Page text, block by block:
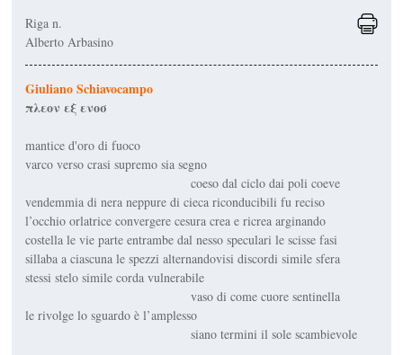
Riga n.
Alberto Arbasino
Giuliano Schiavocampo
πλεον εξ ενοσ
mantice d'oro di fuoco
varco verso crasi supremo sia segno
coeso dal ciclo dai poli coeve
vendemmia di nera neppure di cieca riconducibili fu reciso
l’occhio orlatrice convergere cesura crea e ricrea arginando
costella le vie parte entrambe dal nesso speculari le scisse fasi
sillaba a ciascuna le spezzi alternandovisi discordi simile sfera
stessi stelo simile corda vulnerabile
vaso di come cuore sentinella
le rivolge lo sguardo è l’amplesso
siano termini il sole scambievole